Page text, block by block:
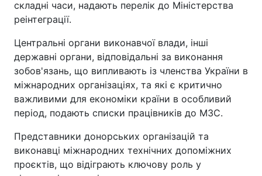
складні часи, надають перелік до Міністерства
реінтеграції.
Центральні органи виконавчої влади, інші
державні органи, відповідальні за виконання
зобов'язань, що випливають із членства України в
міжнародних організаціях, та які є критично
важливими для економіки країни в особливий
період, подають списки працівників до МЗС.
Представники донорських організацій та
виконавці міжнародних технічних допоміжних
проєктів, що відіграють ключову роль у